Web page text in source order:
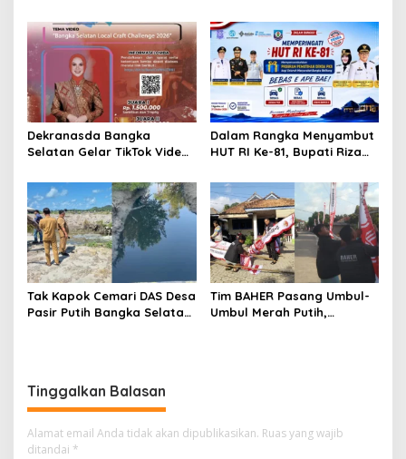
Tak Mau Buru-buru
Menyimpulkan Adanya
Pencemaran
Jadi, Acara Berlangsung
Meriah
Dekranasda Bangka
Selatan Gelar TikTok Video
Dalam Rangka Menyambut
HUT RI Ke-81, Bupati Riza
Manfaatkan Program
Pemutihan Pajak
Kendaraan Bermotor
Tak Kapok Cemari DAS Desa
Pasir Putih Bangka Selatan,
Tim BAHER Pasang Umbul-
Umbul Merah Putih,
Tinggalkan Balasan
Alamat email Anda tidak akan dipublikasikan. Ruas yang wajib
ditandai *